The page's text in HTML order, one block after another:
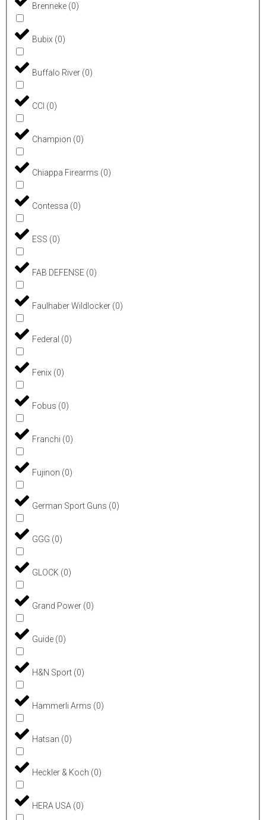
Brenneke (0)
Bubix (0)
Buffalo River (0)
CCI (0)
Champion (0)
Chiappa Firearms (0)
Contessa (0)
ESS (0)
FAB DEFENSE (0)
Faulhaber Wildlocker (0)
Federal (0)
Fenix (0)
Fobus (0)
Franchi (0)
Fujinon (0)
German Sport Guns (0)
GGG (0)
GLOCK (0)
Grand Power (0)
Guide (0)
H&N Sport (0)
Hammerli Arms (0)
Hatsan (0)
Heckler & Koch (0)
HERA USA (0)